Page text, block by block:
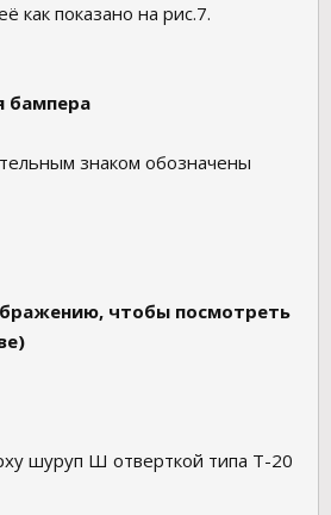
как показано на рис.7.
бампера
знаком обозначены
чтобы посмотреть
шуруп Ш отверткой типа Т-20